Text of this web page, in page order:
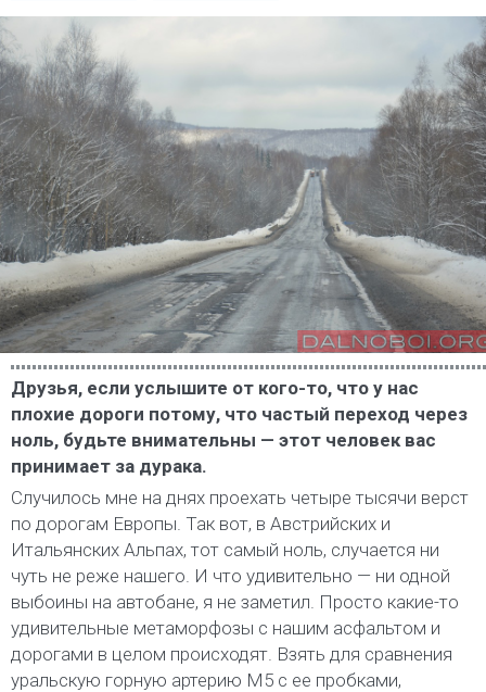
Друзья, если услышите от кого-то, что у нас
плохие дороги потому, что частый переход через
ноль, будьте внимательны — этот человек вас
принимает за дурака.
Случилось мне на днях проехать четыре тысячи верст
по дорогам Европы. Так вот, в Австрийских и
Итальянских Альпах, тот самый ноль, случается ни
чуть не реже нашего. И что удивительно — ни одной
выбоины на автобане, я не заметил. Просто какие-то
удивительные метаморфозы с нашим асфальтом и
дорогами в целом происходят. Взять для сравнения
уральскую горную артерию М5 с ее пробками,